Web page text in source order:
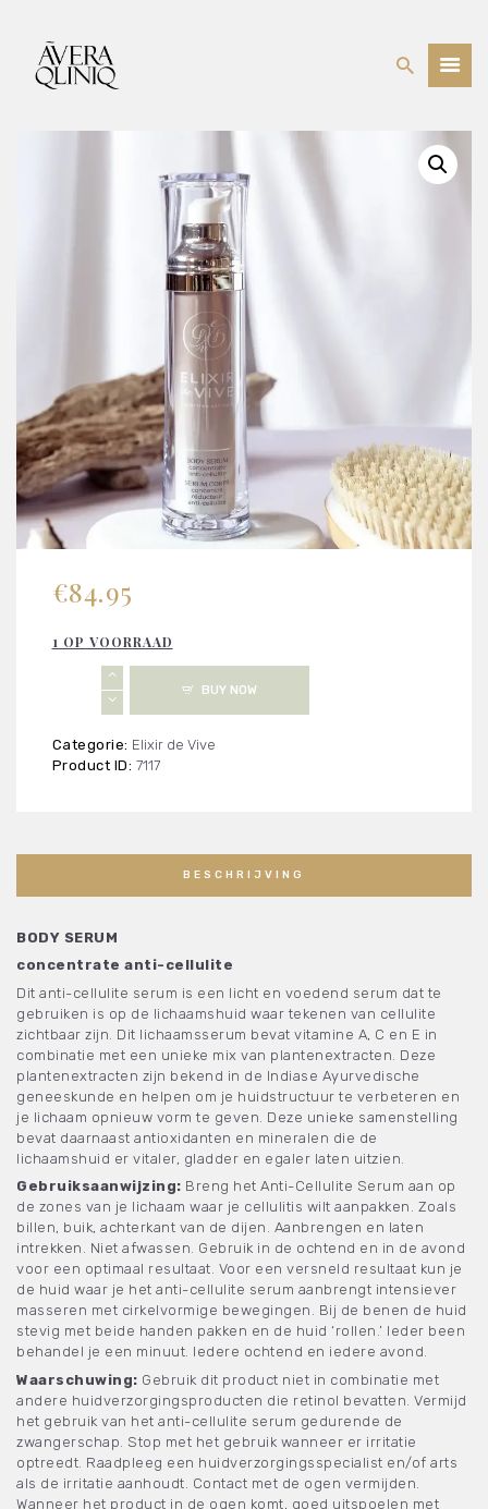
PRIJSLIJST
WEBSHOP
OVER ONS
€84.95
1 OP VOORRAAD
Body
Serum
BUY NOW
Categorie: Elixir de Vive
Product ID: 7117
BESCHRIJVING
BODY SERUM
concentrate anti-cellulite
Dit anti-cellulite serum is een licht en voedend serum dat te
gebruiken is op de lichaamshuid waar tekenen van cellulite
zichtbaar zijn. Dit lichaamsserum bevat vitamine A, C en E in
combinatie met een unieke mix van plantenextracten. Deze
plantenextracten zijn bekend in de Indiase Ayurvedische
geneeskunde en helpen om je huidstructuur te verbeteren en
je lichaam opnieuw vorm te geven. Deze unieke samenstelling
bevat daarnaast antioxidanten en mineralen die de
lichaamshuid er vitaler, gladder en egaler laten uitzien.
Gebruiksaanwijzing: Breng het Anti-Cellulite Serum aan op
de zones van je lichaam waar je cellulitis wilt aanpakken. Zoals
billen, buik, achterkant van de dijen. Aanbrengen en laten
intrekken. Niet afwassen. Gebruik in de ochtend en in de avond
voor een optimaal resultaat. Voor een versneld resultaat kun je
de huid waar je het anti-cellulite serum aanbrengt intensiever
masseren met cirkelvormige bewegingen. Bij de benen de huid
stevig met beide handen pakken en de huid ‘rollen.’ Ieder been
behandel je een minuut. Iedere ochtend en iedere avond.
Waarschuwing: Gebruik dit product niet in combinatie met
andere huidverzorgingsproducten die retinol bevatten. Vermijd
het gebruik van het anti-cellulite serum gedurende de
zwangerschap. Stop met het gebruik wanneer er irritatie
optreedt. Raadpleeg een huidverzorgingsspecialist en/of arts
als de irritatie aanhoudt. Contact met de ogen vermijden.
Wanneer het product in de ogen komt, goed uitspoelen met